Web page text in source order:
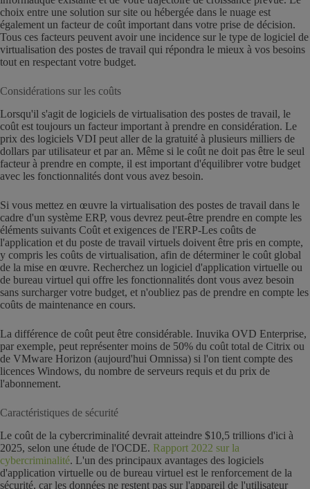
choix entre une solution sur site ou hébergée dans le nuage est
également un facteur de coût important dans votre prise de décision.
Tous ces facteurs peuvent avoir une incidence sur le type de logiciel de
virtualisation des postes de travail qui répondra le mieux à vos besoins
tout en respectant votre budget.
Considérations sur les coûts
Lorsqu'il s'agit de logiciels de virtualisation des postes de travail, le
coût est toujours un facteur important à prendre en considération. Le
prix des logiciels VDI peut aller de la gratuité à plusieurs milliers de
dollars par utilisateur et par an. Même si le coût ne doit pas être le seul
facteur à prendre en compte, il est important d'équilibrer votre budget
avec les fonctionnalités dont vous avez besoin.
Si vous mettez en œuvre la virtualisation des postes de travail dans le
cadre d'un système ERP, vous devrez peut-être prendre en compte les
éléments suivants Coût et exigences de l'ERP-Les coûts de
l'application et du poste de travail virtuels doivent être pris en compte,
y compris les coûts de virtualisation, afin de déterminer le coût global
de la mise en œuvre. Recherchez un logiciel d'application virtuelle ou
de bureau virtuel qui offre les fonctionnalités dont vous avez besoin
sans surcharger votre budget, et n'oubliez pas de prendre en compte les
coûts de maintenance en cours.
La différence de coût peut être considérable. Inuvika OVD Enterprise,
par exemple, peut représenter moins de 50% du coût total de Citrix ou
de VMware Horizon (aujourd'hui Omnissa) si l'on tient compte des
licences Windows, du nombre de serveurs requis et du prix de
l'abonnement.
Caractéristiques de sécurité
Le coût de la cybercriminalité devrait atteindre $10,5 trillions d'ici à
2025, selon une étude de l'OCDE. Rapport 2022 sur la
cybercriminalité. L'un des principaux avantages des logiciels
d'application virtuelle ou de bureau virtuel est le renforcement de la
sécurité, car les données ne restent pas sur l'appareil de l'utilisateur